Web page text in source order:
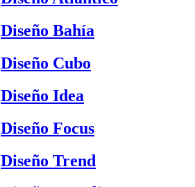
Diseño Bahía
Diseño Cubo
Diseño Idea
Diseño Focus
Diseño Trend